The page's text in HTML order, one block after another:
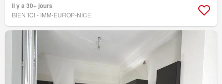
Il y a 30+ jours
BIEN´ICI - IMM-EUROP-NICE